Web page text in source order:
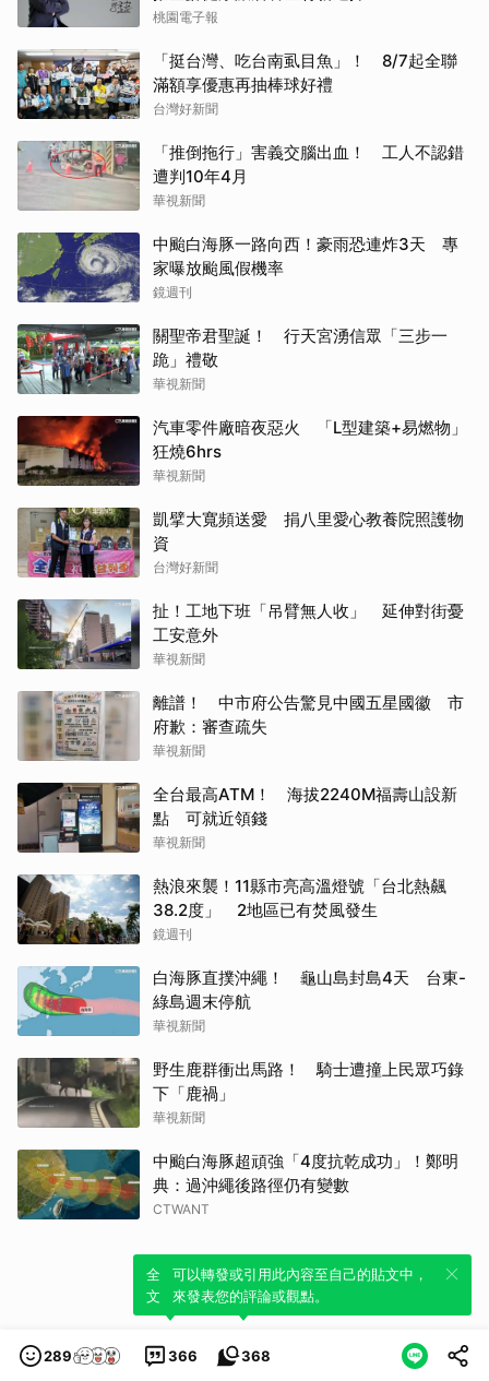
桃園電子報
「挺台灣、吃台南虱目魚」！ 8/7起全聯
滿額享優惠再抽棒球好禮
台灣好新聞
「推倒拖行」害義交腦出血！ 工人不認錯
遭判10年4月
華視新聞
中颱白海豚一路向西！豪雨恐連炸3天 專
家曝放颱風假機率
鏡週刊
關聖帝君聖誕！ 行天宮湧信眾「三步一
跪」禮敬
華視新聞
汽車零件廠暗夜惡火 「L型建築+易燃物」
狂燒6hrs
華視新聞
凱擘大寬頻送愛 捐八里愛心教養院照護物
資
台灣好新聞
扯！工地下班「吊臂無人收」 延伸對街憂
工安意外
華視新聞
離譜！ 中市府公告驚見中國五星國徽 市
府歉：審查疏失
華視新聞
全台最高ATM！ 海拔2240M福壽山設新
點 可就近領錢
華視新聞
熱浪來襲！11縣市亮高溫燈號「台北熱飆
38.2度」 2地區已有焚風發生
鏡週刊
白海豚直撲沖繩！ 龜山島封島4天 台東-
綠島週末停航
華視新聞
野生鹿群衝出馬路！ 騎士遭撞上民眾巧錄
下「鹿禍」
華視新聞
中颱白海豚超頑強「4度抗乾成功」！鄭明
典：過沖繩後路徑仍有變數
CTWANT
289 366
全新體驗！一鍵引用此內容，透過發布貼
文來輕鬆表達個人立場。
368
可以轉發或引用此內容至自己的貼文中，
來發表您的評論或觀點。